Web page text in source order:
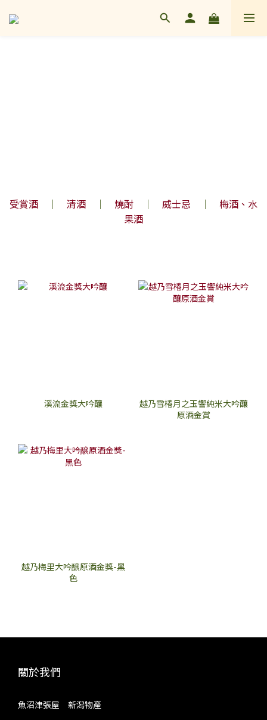
受賞酒 ｜ 清酒 ｜ 燒酎 ｜ 威士忌 ｜ 梅酒、水
果酒
溪流金獎大吟釀
越乃雪椿月之玉響純米大吟釀
原酒金賞
越乃梅里大吟醸原酒金獎-黑
色
關於我們
魚沼津張屋 新潟物產